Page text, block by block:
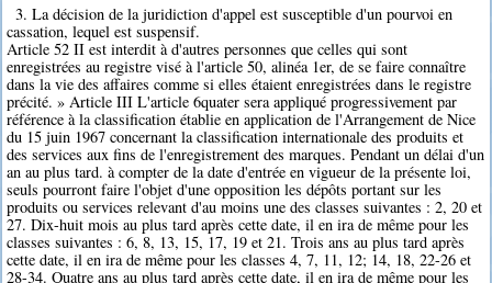
3. La décision de la juridiction d'appel est susceptible d'un pourvoi en
cassation, lequel est suspensif.
Article 52 II est interdit à d'autres personnes que celles qui sont
enregistrées au registre visé à l'article 50, alinéa 1er, de se faire connaître
dans la vie des affaires comme si elles étaient enregistrées dans le registre
précité. » Article III L'article 6quater sera appliqué progressivement par
référence à la classification établie en application de l'Arrangement de Nice
du 15 juin 1967 concernant la classification internationale des produits et
des services aux fins de l'enregistrement des marques. Pendant un délai d'un
an au plus tard. à compter de la date d'entrée en vigueur de la présente loi,
seuls pourront faire l'objet d'une opposition les dépôts portant sur les
produits ou services relevant d'au moins une des classes suivantes : 2, 20 et
27. Dix-huit mois au plus tard après cette date, il en ira de même pour les
classes suivantes : 6, 8, 13, 15, 17, 19 et 21. Trois ans au plus tard après
cette date, il en ira de même pour les classes 4, 7, 11, 12; 14, 18, 22-26 et
28-34. Quatre ans au plus tard après cette date, il en ira de même pour les